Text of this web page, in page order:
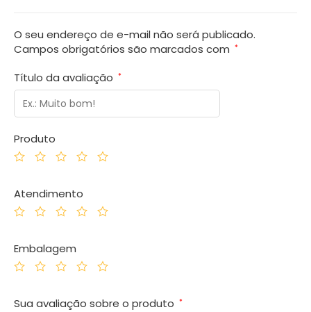
O seu endereço de e-mail não será publicado.
Campos obrigatórios são marcados com *
Título da avaliação *
Produto
Atendimento
Embalagem
Sua avaliação sobre o produto *